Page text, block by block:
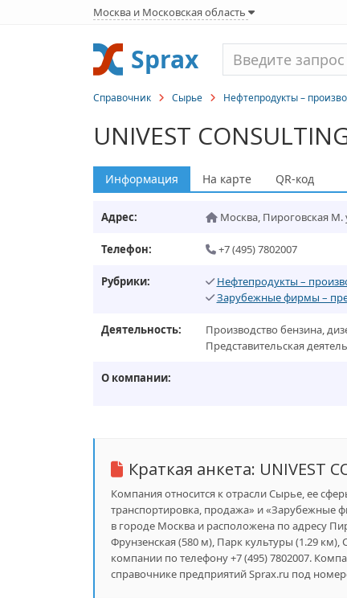
Москва и Московская область
Sprax
Справочник Сырье Нефтепродукты –
UNIVEST
Информация На карте QR-код
Адрес: Москва, Пироговская М.
Телефон: +7 (495) 7802007
Рубрики:
Нефтепродукты –
Зарубежные фирмы –
Деятельность:
Производство бензина,
Представительская
О компании:
Краткая анкета: UNIVEST
Компания относится к отрасли Сырье, ее
транспортировка, продажа» и «Зарубежные
в городе Москва и расположена по адресу
Фрунзенская (580 м), Парк культуры (1.29 км),
компании по телефону +7 (495) 7802007.
справочнике предприятий Sprax.ru под